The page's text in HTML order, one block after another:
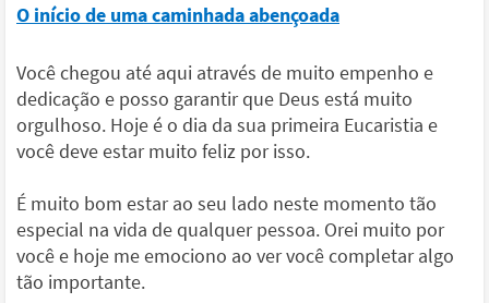
O início de uma caminhada abençoada
Você chegou até aqui através de muito empenho e
dedicação e posso garantir que Deus está muito
orgulhoso. Hoje é o dia da sua primeira Eucaristia e
você deve estar muito feliz por isso.
É muito bom estar ao seu lado neste momento tão
especial na vida de qualquer pessoa. Orei muito por
você e hoje me emociono ao ver você completar algo
tão importante.